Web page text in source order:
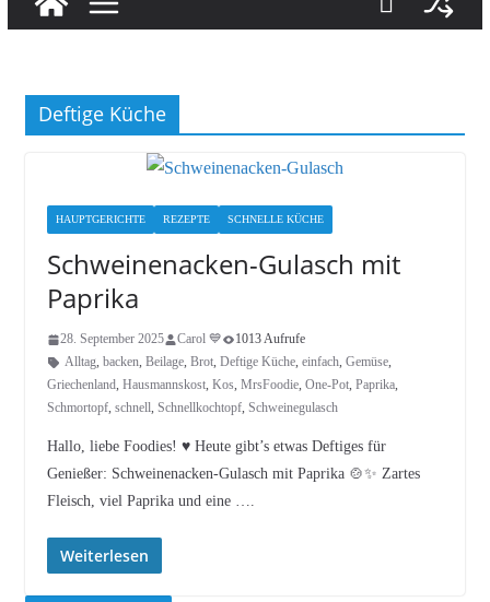
Deftige Küche
HAUPTGERICHTE REZEPTE SCHNELLE KÜCHE
Schweinenacken-Gulasch mit
Paprika
28. September 2025 Carol 💙
1013 Aufrufe
Alltag, backen, Beilage, Brot, Deftige Küche, einfach, Gemüse,
Griechenland, Hausmannskost, Kos, MrsFoodie, One-Pot, Paprika,
Schmortopf, schnell, Schnellkochtopf, Schweinegulasch
Hallo, liebe Foodies! ♥︎ Heute gibt’s etwas Deftiges für
Genießer: Schweinenacken-Gulasch mit Paprika 🍲✨ Zartes
Fleisch, viel Paprika und eine ….
Weiterlesen